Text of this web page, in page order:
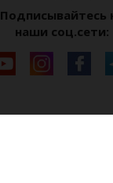
Подписывайтесь
наши соц.сети: